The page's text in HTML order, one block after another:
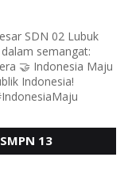
SDN 02 Lubuk
semangat:
🤝 Indonesia Maju
Indonesia!
13